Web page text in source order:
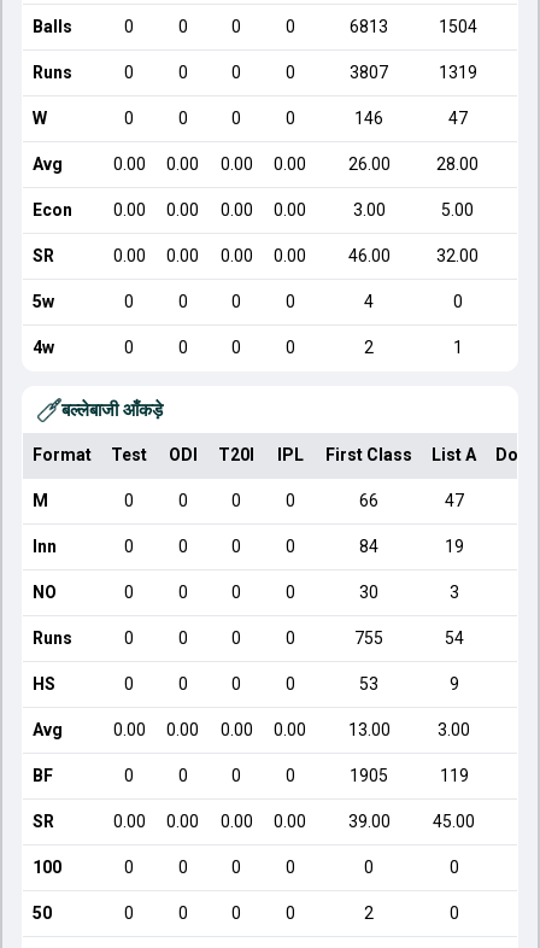
Balls 0 0 0 0 6813 1504
Runs 0 0 0 0 3807 1319
W 0 0 0 0 146 47
Avg 0.00 0.00 0.00 0.00 26.00 28.00
Econ 0.00 0.00 0.00 0.00 3.00 5.00
SR 0.00 0.00 0.00 0.00 46.00 32.00
5w 0 0 0 0 4 0
4w 0 0 0 0 2 1
बल्लेबाजी आँकड़े
Format Test ODI T20I IPL First Class List A
M 0 0 0 0 66 47
Inn 0 0 0 0 84 19
NO 0 0 0 0 30 3
Runs 0 0 0 0 755 54
HS 0 0 0 0 53 9
Avg 0.00 0.00 0.00 0.00 13.00 3.00
BF 0 0 0 0 1905 119
SR 0.00 0.00 0.00 0.00 39.00 45.00
100 0 0 0 0 0 0
50 0 0 0 0 2 0